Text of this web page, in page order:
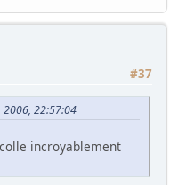
#37
2006, 22:57:04
incroyablement